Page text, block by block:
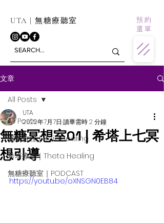
UTA | 無糖療聽室
預 約
選 單
文章
All Posts
靈氣旅程｜Reiki Healing
希塔療癒｜Theta Healing
無糖療聽室｜PODCAST
All Posts
無糖冥想室01 | 希塔上七冥
想引導
UTA
2022年7月7日 讀畢需時 2 分鐘
https://youtu.be/oXNSGN0EB84